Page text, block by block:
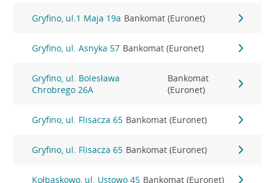
Gryfino, ul.1 Maja 19a Bankomat (Euronet)
Gryfino, ul. Asnyka 57 Bankomat (Euronet)
Gryfino, ul. Bolesława
Chrobrego 26A
Bankomat
(Euronet)
Gryfino, ul. Flisacza 65 Bankomat (Euronet)
Gryfino, ul. Flisacza 65 Bankomat (Euronet)
Kołbaskowo, ul. Ustowo 45 Bankomat (Euronet)